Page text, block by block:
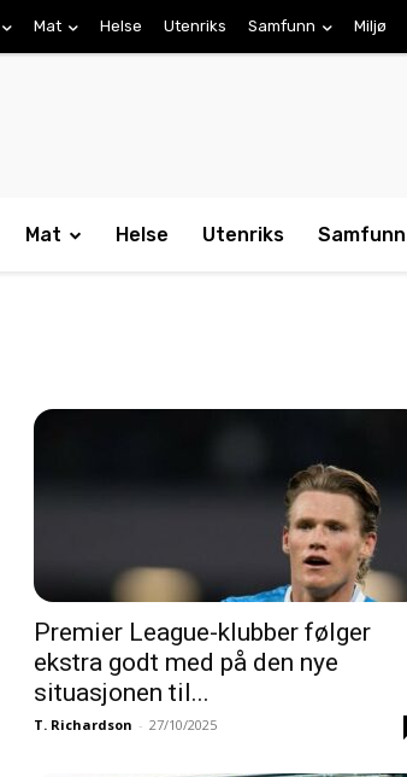
Mat Helse Utenriks Samfunn Miljø
Mat Helse Utenriks Samfunn
Premier League-klubber følger
ekstra godt med på den nye
situasjonen til...
T. Richardson - 27/10/2025